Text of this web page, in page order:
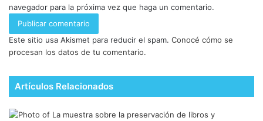
navegador para la próxima vez que haga un comentario.
Este sitio usa Akismet para reducir el spam. Conocé cómo se
procesan los datos de tu comentario.
Artículos Relacionados